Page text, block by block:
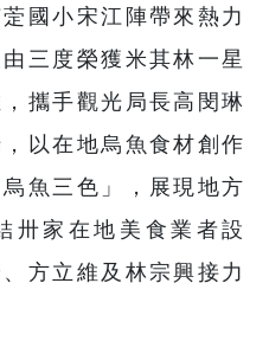
國小宋江陣帶來熱力
三度榮獲米其林一星
攜手觀光局長高閔琳
以在地烏魚食材創作
魚三色」，展現地方
卅家在地美食業者設
方立維及林宗興接力